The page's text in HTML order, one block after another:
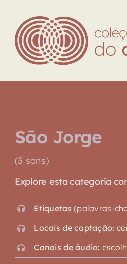
content
São Jorge
(3 sons)
Explore esta categoria
Etiquetas (palavras-
Locais de captação:
Canais de áudio: